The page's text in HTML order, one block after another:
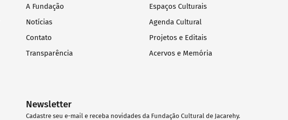
A Fundação
Notícias
Contato
Transparência
Espaços Culturais
Agenda Cultural
Projetos e Editais
Acervos e Memória
Newsletter
Cadastre seu e-mail e receba novidades da Fundação Cultural de Jacarehy.